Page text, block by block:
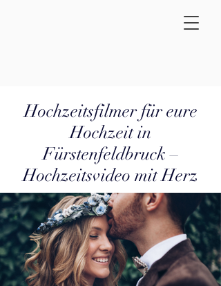
Hochzeitsfilmer für eure
Hochzeit in
Fürstenfeldbruck –
Hochzeitsvideo mit Herz